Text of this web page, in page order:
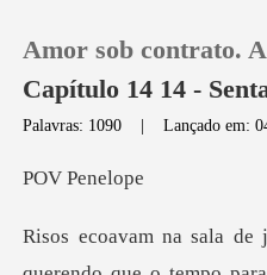
Loja
Amor sob contrato.
Capítulo 14 14 -
Palavras: 1090 |Lançado em:
Pene